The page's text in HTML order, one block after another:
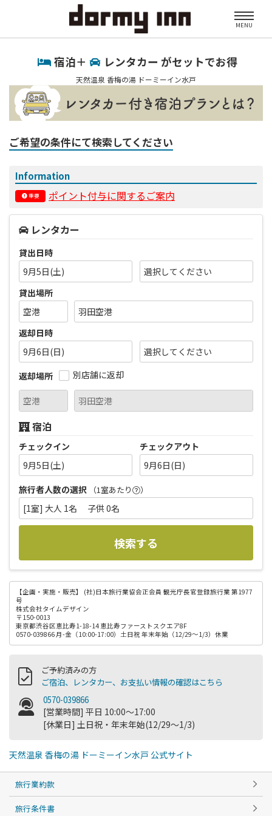
MENU
宿泊＋ レンタカー がセットでお得
天然温泉 香梅の湯 ドーミーイン水戸
ご希望の条件にて検索してください
Information
重要 ポイント付与に関するご案内
レンタカー
貸出日時
9月5日(土)
貸出場所
返却日時
9月6日(日)
返却場所
別店舗に返却
宿泊
チェックイン
9月5日(土)
チェックアウト
9月6日(日)
旅行者人数の選択
（1室あたり ）
[1室] 大人 1名 子供 0名
検索する
【企画・実施・販売】
(社)日本旅行業協会正会員 観光庁長官登録旅行業 第1977
号
株式会社タイムデザイン
〒150-0013
東京都渋谷区恵比寿1-18-14 恵比寿ファーストスクエア8F
0570-039866 月-金（10:00-17:00）土日祝 年末年始（12/29～1/3）休業
ご予約済みの方
ご宿泊、レンタカー、お支払い情報の確認はこちら
0570-039866
[営業時間] 平日 10:00～17:00
[休業日] 土日祝・年末年始(12/29～1/3)
天然温泉 香梅の湯 ドーミーイン水戸 公式サイト
旅行業約款
旅行条件書